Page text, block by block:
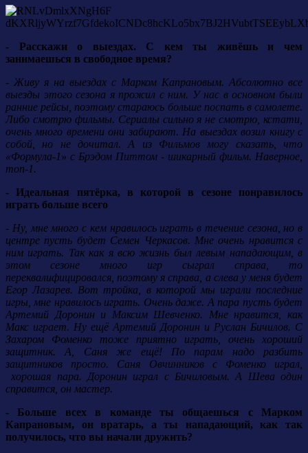
- Расскажи о выездах. С кем ты живёшь и чем
занимаешься в свободное время?
- Живу я на выездах с Марком Капрановым. Абсолютно все
выезды этого сезона я прожил с ним. У нас в основном были
ранние рейсы, поэтому стараюсь больше поспать в самолете.
Либо смотрю фильмы. Сериалы сильно я не смотрю, кстати,
очень много времени они забирают. На выездах возил книгу с
собой, но не дочитал. А из Фильмов могу сказать, что
«Формула-1» с Брэдом Питтом - шикарный фильм. Наверное,
топ-1.
- Идеальная пятёрка, в которой в сезоне понравилось
играть больше всего
- Ну, мне много с кем нравилось играть в течение сезона, но в
центре пусть будет Семен Черкасов. Мне очень нравится с
ним играть. Так как я всю жизнь был левым нападающим, в
этом сезоне много игр сыграл справа, то
переквалифицировался, поэтому я справа, а слева у меня будет
Егор Лазарев. Вот тройка, в которой мы играли последние
игры, мне нравилось играть. Очень даже. А пара пусть будет
Артемий Доронин и Максим Шевченко. Мне нравится, как
Макс играет. Ну ещё Артемий Доронин и Руслан Бичилов. С
Захаром Фоменко тоже приятно играть, очень хороший
защитник. А, Саня же ещё! По парам надо разбить
защитников просто. Саня Овчинников с Фоменко играл,
хорошая пара. Доронин играл с Бичиловым. А Шева один
справится, он мастер.
- Больше всех в команде ты общаешься с Марком
Капрановым, он вратарь, а ты нападающий, как так
получилось, что вы начали дружить?